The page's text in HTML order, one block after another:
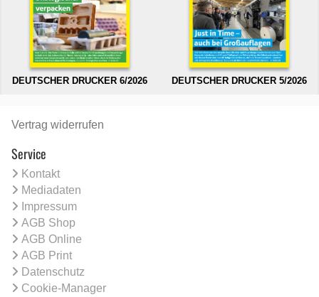
DEUTSCHER DRUCKER 6/2026 DEUTSCHER DRUCKER 5/2026
Vertrag widerrufen
Service
Kontakt
Mediadaten
Impressum
AGB Shop
AGB Online
AGB Print
Datenschutz
Cookie-Manager